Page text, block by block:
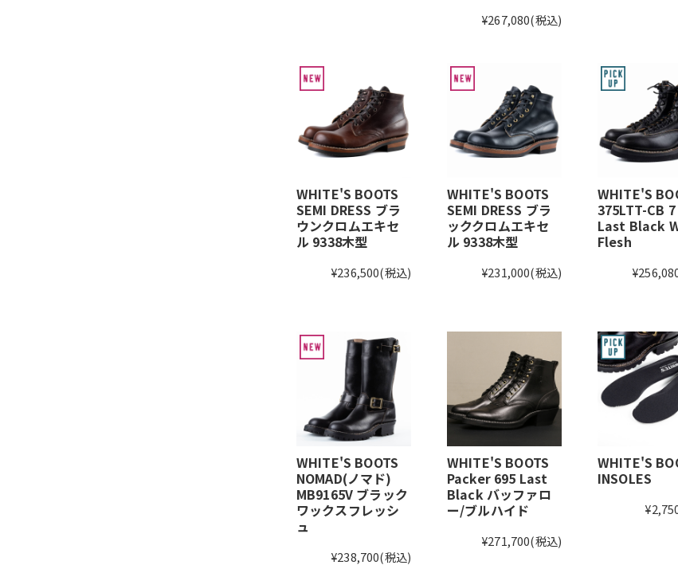
¥267,080(税込)
WHITE'S BOOTS
SEMI DRESS ブラ
ウンクロムエキセ
ル 9338木型
¥236,500(税込)
WHITE'S BOOTS
SEMI DRESS ブラ
ッククロムエキセ
ル 9338木型
¥231,000(税込)
WHITE'S
375LTT-CB
Last Black
Flesh
WHITE'S BOOTS
NOMAD(ノマド)
MB9165V ブラック
ワックスフレッシ
ュ
¥238,700(税込)
WHITE'S BOOTS
Packer 695 Last
Black バッファロ
ー/ブルハイド
¥271,700(税込)
WHITE'S
INSOLES